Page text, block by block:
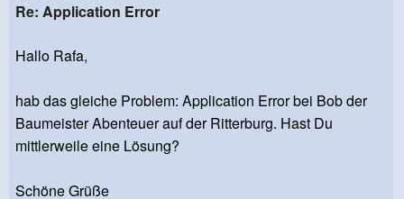
Re: Application Error
Hallo Rafa,
hab das gleiche Problem: Application Error bei Bob der
Baumeister Abenteuer auf der Ritterburg. Hast Du
mittlerweile eine Lösung?
Schöne Grüße